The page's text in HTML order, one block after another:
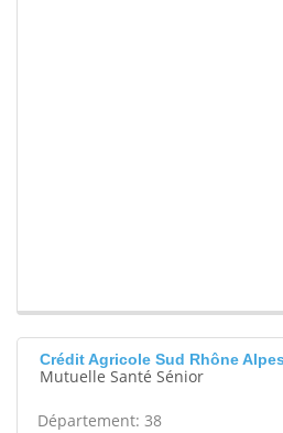
Crédit Agricole Sud Rhône
Mutuelle Santé Sénior
Département: 38